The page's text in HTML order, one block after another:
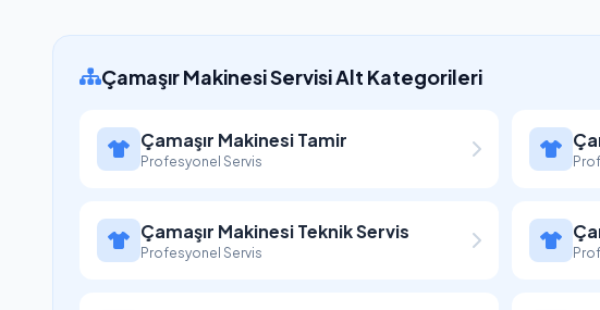
Çamaşır Makinesi Servisi Alt Kategorileri
Çamaşır Makinesi Tamir
Profesyonel Servis
Çamaşır Makinesi Teknik Servis
Profesyonel Servis